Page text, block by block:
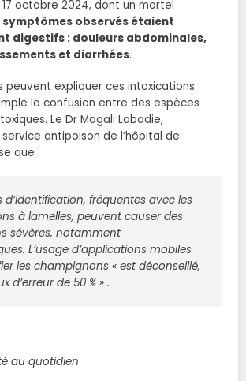
octobre 2024, dont un mortel
symptômes observés étaient
digestifs : douleurs abdominales,
et diarrhées.
peuvent expliquer ces intoxications
la confusion entre des espèces
Le Dr Magali Labadie,
antipoison de l’hôpital de
que :
d’identification, fréquentes avec les
à lamelles, peuvent causer des
sévères, notamment
L’usage d’applications mobiles
les champignons « est déconseillé,
d’erreur de 50 % » .
au quotidien